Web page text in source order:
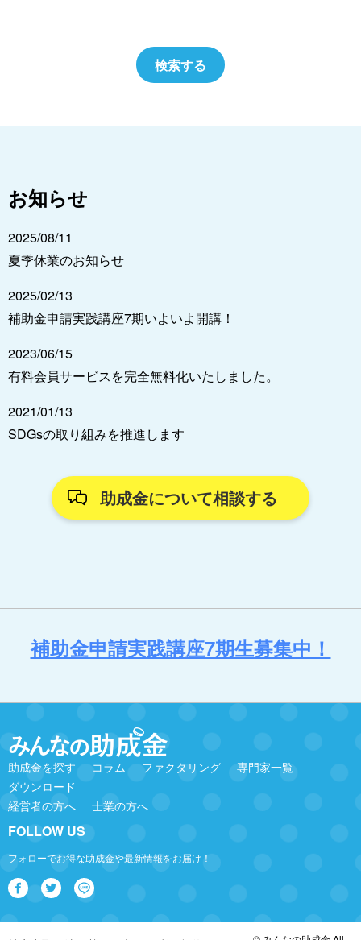
お知らせ
2025/08/11
夏季休業のお知らせ
2025/02/13
補助金申請実践講座7期いよいよ開講！
2023/06/15
有料会員サービスを完全無料化いたしました。
2021/01/13
SDGsの取り組みを推進します
助成金について相談する
補助金申請実践講座7期生募集中！
助成金を探す コラム ファクタリング
専門家一覧
ダウンロード
経営者の方へ
士業の方へ
FOLLOW US
フォローでお得な助成金や最新情報をお届け！